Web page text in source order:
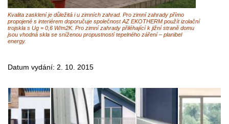
Kvalita zasklení je důležitá i u zimních zahrad. Pro zimní zahrady přímo
propojené s interiérem doporučuje společnost AZ EKOTHERM použít izolační
trojskla s Ug = 0,6 W/m2K. Pro zimní zahrady přiléhající k jižní straně domu
jsou vhodná skla se sníženou propustností tepelného záření – planibel
energy.
Datum vydání: 2. 10. 2015